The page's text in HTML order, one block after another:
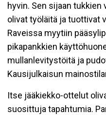
hyvin. Sen sijaan
olivat työläitä ja tuottivat
Raveissa myytiin
pikapankkien
mullanlevitystöitä ja
Kausijulkaisun
Itse jääkiekko-ottelut
suosittuja tapahtumia.